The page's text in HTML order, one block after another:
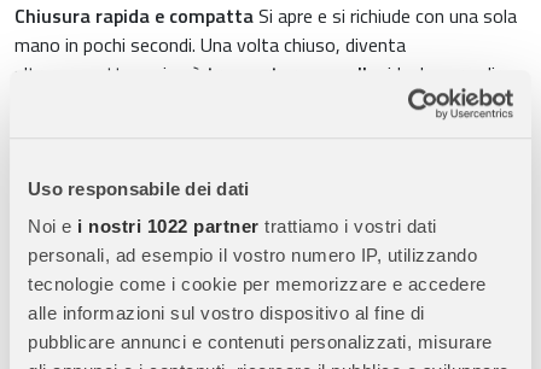
Uso responsabile dei dati
Noi e i nostri 1022 partner trattiamo i vostri dati
personali, ad esempio il vostro numero IP, utilizzando
tecnologie come i cookie per memorizzare e accedere
alle informazioni sul vostro dispositivo al fine di
pubblicare annunci e contenuti personalizzati, misurare
Chiusura rapida e compattaSi apre e si richiude con una sola
mano in pochi secondi. Una volta chiuso, diventa
ultracompatto e si può trasportare a spalla
, ideale per salire
rispettare ledimensioni standard del bagaglio a mano
principali compagnie aeree. Verifica sempre le policy, ma porta il
passeggino ovunque tu vada, senza ingombro.
Massimo comfort per il bambinoIlrivestimento 6+è
imbottito, traspirante e sfoderabile. Include uncuscino
ridisegnatoper sostenere meglio la schiena e un’ imbracatura